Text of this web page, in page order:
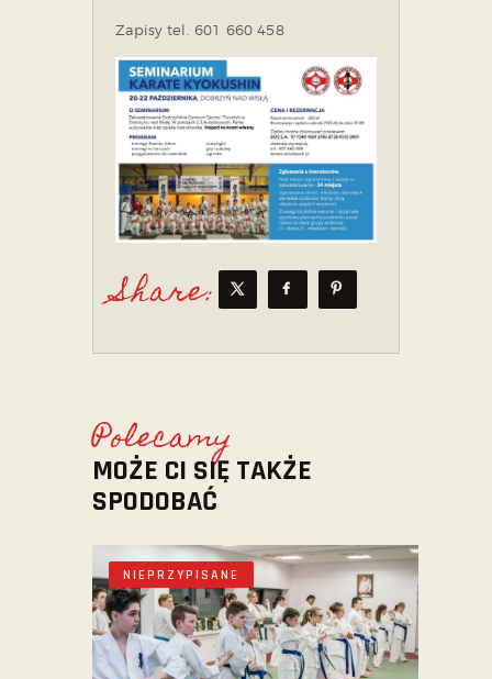
Zapisy tel. 601 660 458
Share:
Polecamy
MOŻE CI SIĘ TAKŻE
SPODOBAĆ
NIEPRZYPISANE